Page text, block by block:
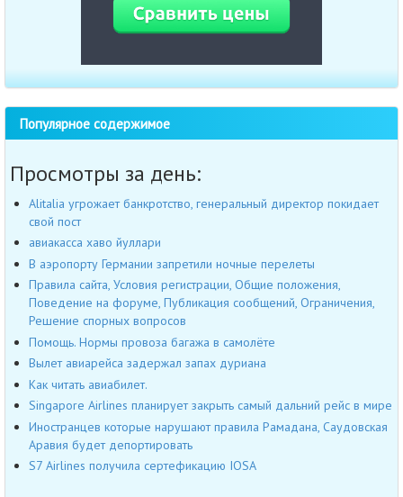
Популярное содержимое
Просмотры за день:
Alitalia угрожает банкротство, генеральный директор покидает
свой пост
авиакасса хаво йуллари
В аэропорту Германии запретили ночные перелеты
Правила сайта, Условия регистрации, Общие положения,
Поведение на форуме, Публикация сообщений, Ограничения,
Решение спорных вопросов
Помощь. Нормы провоза багажа в самолёте
Вылет авиарейса задержал запах дуриана
Как читать авиабилет.
Singapore Airlines планирует закрыть самый дальний рейс в мире
Иностранцев которые нарушают правила Рамадана, Саудовская
Аравия будет депортировать
S7 Airlines получила сертефикацию IOSA